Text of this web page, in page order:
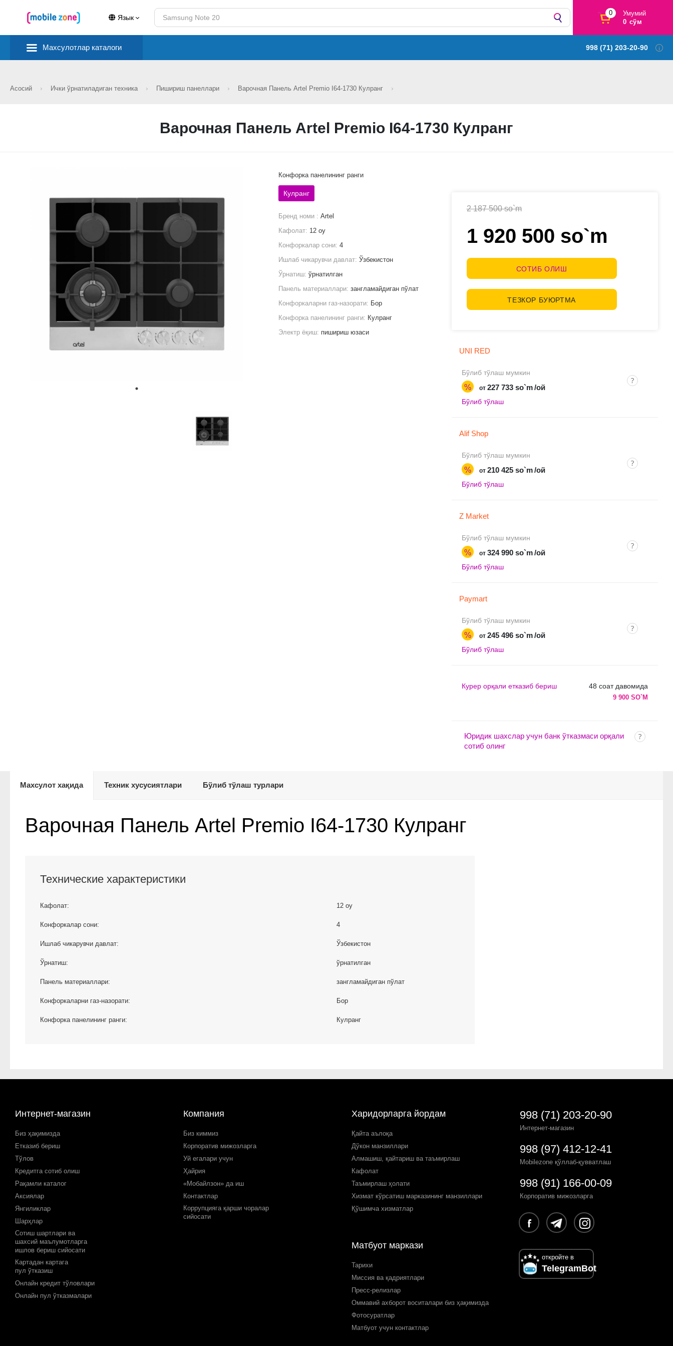
Язык
0
Умумий
0 сўм
Махсулотлар каталоги 998 (71) 203-20-90
Асосий Ички ўрнатиладиган техника Пишириш панеллари Варочная Панель Artel Premio I64-1730 Кулранг
Варочная Панель Artel Premio I64-1730 Кулранг
2 187 500 so`m
1 920 500 so`m
СОТИБ ОЛИШ
ТЕЗКОР БУЮРТМА
UNI RED
Бўлиб тўлаш мумкин
% от 227 733 so`m /ой
Бўлиб тўлаш
Alif Shop
Бўлиб тўлаш мумкин
% от 210 425 so`m /ой
Бўлиб тўлаш
Z Market
Бўлиб тўлаш мумкин
% от 324 990 so`m /ой
Бўлиб тўлаш
Paymart
Бўлиб тўлаш мумкин
% от 245 496 so`m /ой
Бўлиб тўлаш
Курер орқали етказиб бериш 48 соат давомида
9 900 SO`M
Юридик шахслар учун банк ўтказмаси орқали
сотиб олинг
Конфорка панелининг ранги
Кулранг
Бренд номи :Artel
Кафолат: 12 oy
Конфоркалар сони:4
Ишлаб чикарувчи давлат:Ўзбекистон
Ўрнатиш:ўрнатилган
Панель материаллари:зангламайдиган пўлат
Конфоркаларни газ-назорати: Бор
Конфорка панелининг ранги: Кулранг
Электр ёқиш: пишириш юзаси
Махсулот хақида Техник хусусиятлари Бўлиб тўлаш турлари
Варочная Панель Artel Premio I64-1730 Кулранг
Технические характеристики
Кафолат: 12 oy
Конфоркалар сони: 4
Ишлаб чикарувчи давлат: Ўзбекистон
Ўрнатиш: ўрнатилган
Панель материаллари: зангламайдиган пўлат
Конфоркаларни газ-назорати: Бор
Конфорка панелининг ранги: Кулранг
Интернет-магазин
Биз ҳақимизда
Етказиб бериш
Тўлов
Кредитга сотиб олиш
Рақамли каталог
Аксиялар
Янгиликлар
Шарҳлар
Сотиш шартлари ва
шахсий маълумотларга
ишлов бериш сийосати
Картадан картага
пул ўтказиш
Онлайн кредит тўловлари
Онлайн пул ўтказмалари
Компания
Биз киммиз
Корпоратив мижозларга
Уй егалари учун
Ҳайрия
«Мобайлзон» да иш
Контактлар
Коррупцияга қарши чоралар
сийосати
Харидорларга йордам
Қайта аълоқа
Дўкон манзиллари
Алмашиш, қайтариш ва таъмирлаш
Кафолат
Таъмирлаш ҳолати
Хизмат кўрсатиш марказининг манзиллари
Қўшимча хизматлар
Матбуот маркази
Тарихи
Миссия ва қадриятлари
Пресс-релизлар
Оммавий ахборот воситалари биз ҳақимизда
Фотосуратлар
Матбуот учун контактлар
998 (71) 203-20-90
Интернет-магазин
998 (97) 412-12-41
Mobilezone қўллаб-қувватлаш
998 (91) 166-00-09
Корпоратив мижозларга
откройте в
TelegramBot